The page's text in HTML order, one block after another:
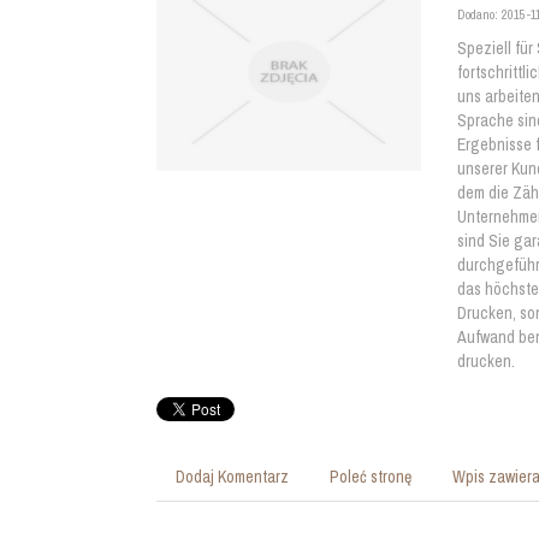
Dodano: 2015-
Speziell für
uns
Sprache
Ergebnisse
unserer
dem die
sind Sie
das
Drucken,
Aufwand
drucken.
Dodaj Komentarz Poleć stronę Wpis